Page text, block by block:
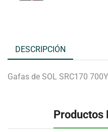
DESCRIPCIÓN
Gafas de SOL SRC170
Productos